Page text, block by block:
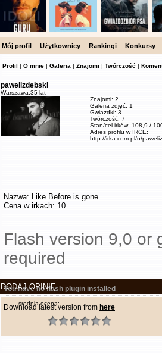
Mój profil Użytkownicy Rankingi Konkursy
Profil | O mnie | Galeria | Znajomi | Twórczość |
pawelizdebski
Warszawa, 35 lat
Znajomi: 2
Galeria zdjęć: 1
Gwiazdki: 3
Twórczość: 7
Stan/cel irków: 108,9 /
Adres profilu w IRCE:
http://irka.com.pl/u/
Nazwa: Like Before is gone
Cena w irkach: 10
Flash version 9,0 or
required
You have no flash plugin installed
Download latest version from here
DODAJ OPINIĘ
średnia ocena: